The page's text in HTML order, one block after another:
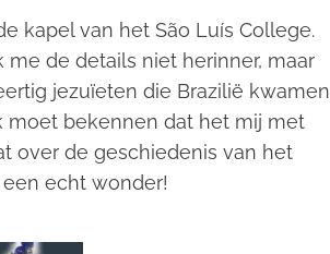
kapel van het São Luís College.
de details niet herinner, maar
jezuïeten die Brazilië kwamen
moet bekennen dat het mij met
over de geschiedenis van het
echt wonder!